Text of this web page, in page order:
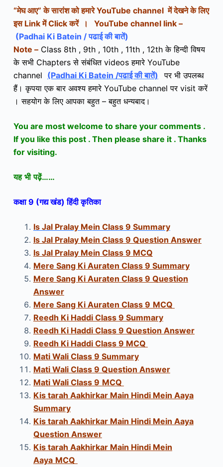
“मेघ आए” के सारांशको हमारे YouTube channel में देखने के लिए
इस Link में Click करें । YouTube channel link –
(Padhai Ki Batein / पढाई की बातें)
Note –Class 8th , 9th , 10th , 11th , 12th के हिन्दी विषय
के सभी Chapters से संबंधित videos हमारे YouTube
channel (Padhai Ki Batein /पढाई की बातें)
पर भी उपलब्ध
हैं। कृपया एक बार अवश्य हमारे YouTube channel पर visit करें
। सहयोग के लिए आपका बहुत – बहुत धन्यबाद।
You are most welcome to share your comments .
If you like this post . Then please share it . Thanks
for visiting.
यह भी पढ़ें……
कक्षा 9 (गद्य खंड)हिंदी कृतिका
Is Jal Pralay Mein Class 9 Summary
Is Jal Pralay Mein Class 9 Question Answer
Is Jal Pralay Mein Class 9 MCQ
Mere Sang Ki Auraten Class 9 Summary
Mere Sang Ki Auraten Class 9 Question
Answer
Mere Sang Ki Auraten Class 9 MCQ
Reedh Ki Haddi Class 9 Summary
Reedh Ki Haddi Class 9 Question Answer
Reedh Ki Haddi Class 9 MCQ
Mati Wali Class 9 Summary
Mati Wali Class 9 Question Answer
Mati Wali Class 9 MCQ
Kis tarah Aakhirkar Main HindiMein Aaya
Summary
Kis tarah Aakhirkar Main HindiMein Aaya
Question Answer
Kis tarah Aakhirkar Main HindiMein
Aaya MCQ